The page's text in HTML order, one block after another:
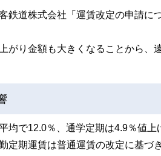
鉄道株式会社「運賃改定の申請
がり金額も大きくなることから、
均で12.0％、通学定期は4.9％値
定期運賃は普通運賃の改定に基